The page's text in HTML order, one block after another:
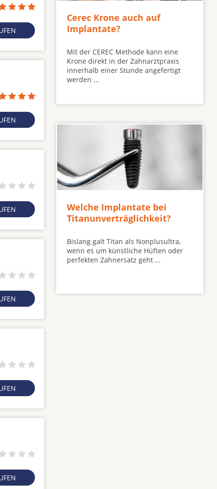
Cerec Krone auch auf
Implantate?
Mit der CEREC Methode kann eine
Krone direkt in der Zahnarztpraxis
innerhalb einer Stunde angefertigt
werden ...
Welche Implantate bei
Titanunverträglichkeit?
Bislang galt Titan als Nonplusultra,
wenn es um künstliche Hüften oder
perfekten Zahnersatz geht ...